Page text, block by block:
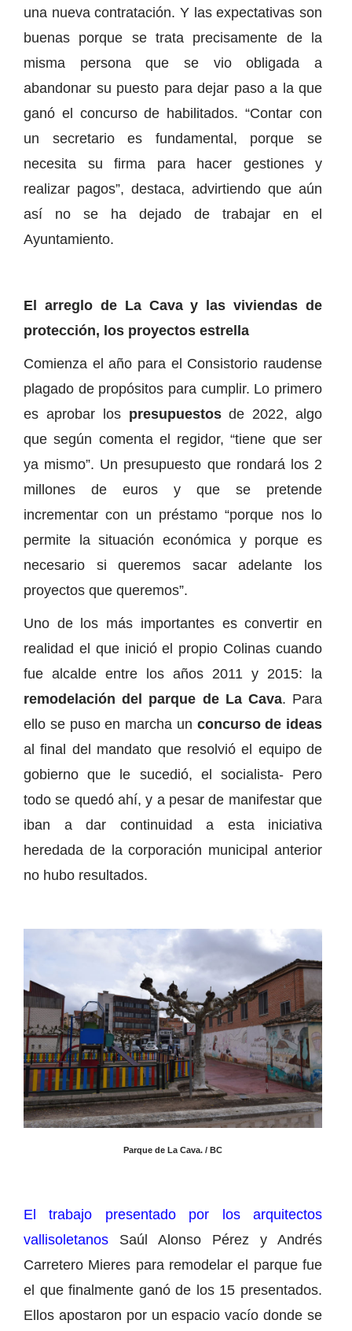
una nueva contratación. Y las expectativas son
buenas porque se trata precisamente de la
misma persona que se vio obligada a
abandonar su puesto para dejar paso a la que
ganó el concurso de habilitados. “Contar con
un secretario es fundamental, porque se
necesita su firma para hacer gestiones y
realizar pagos”, destaca, advirtiendo que aún
así no se ha dejado de trabajar en el
Ayuntamiento.
El arreglo de La Cava y las viviendas de
protección, los proyectos estrella
Comienza el año para el Consistorio raudense
plagado de propósitos para cumplir. Lo primero
es aprobar los presupuestosde 2022, algo
que según comenta el regidor, “tiene que ser
ya mismo”. Un presupuesto que rondará los 2
millones de euros y que se pretende
incrementar con un préstamo “porque nos lo
permite la situación económica y porque es
necesario si queremos sacar adelante los
proyectos que queremos”.
Uno de los más importantes es convertir en
realidad el que inició el propio Colinas cuando
fue alcalde entre los años 2011 y 2015: la
remodelación del parque de La Cava. Para
ello se puso en marcha un concurso de ideas
al final del mandato que resolvió el equipo de
gobierno que le sucedió, el socialista- Pero
todo se quedó ahí, y a pesar de manifestar que
iban a dar continuidad a esta iniciativa
heredada de la corporación municipal anterior
no hubo resultados.
Parque de La Cava. / BC
El trabajo presentado por los arquitectos
vallisoletanos Saúl Alonso Pérez y Andrés
Carretero Mieres para remodelar el parque fue
el que finalmente ganó de los 15 presentados.
Ellos apostaron por un espacio vacío donde se